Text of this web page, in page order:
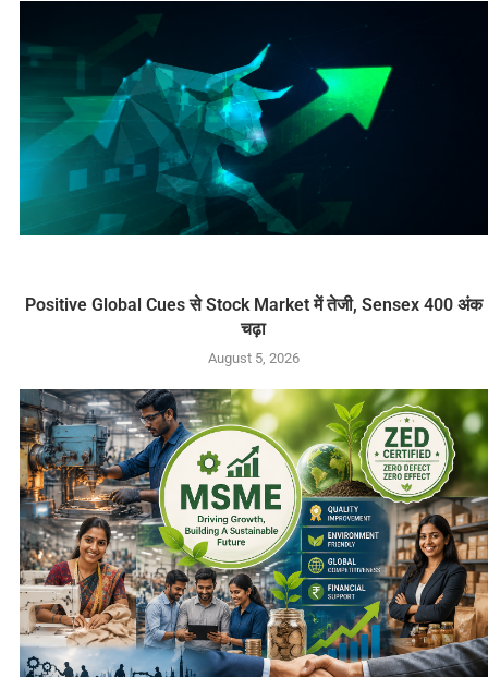
Positive Global Cues से Stock Market में तेजी, Sensex 400 अंक
चढ़ा
August 5, 2026